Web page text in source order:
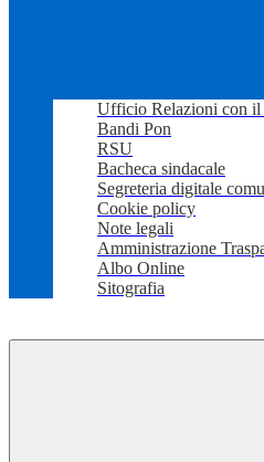
Ufficio Relazioni con il
Bandi Pon
RSU
Bacheca sindacale
Segreteria digitale
Cookie policy
Note legali
Amministrazione
Albo Online
Sitografia